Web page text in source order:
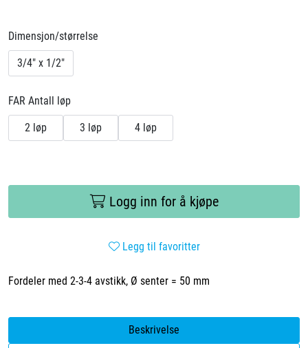
Dimensjon/størrelse
3/4" x 1/2"
FAR Antall løp
2 løp 3 løp 4 løp
Logg inn for å kjøpe
Legg til favoritter
Fordeler med 2-3-4 avstikk, Ø senter = 50 mm
Beskrivelse
Miljø og bærekraft
Salgsbetingelser